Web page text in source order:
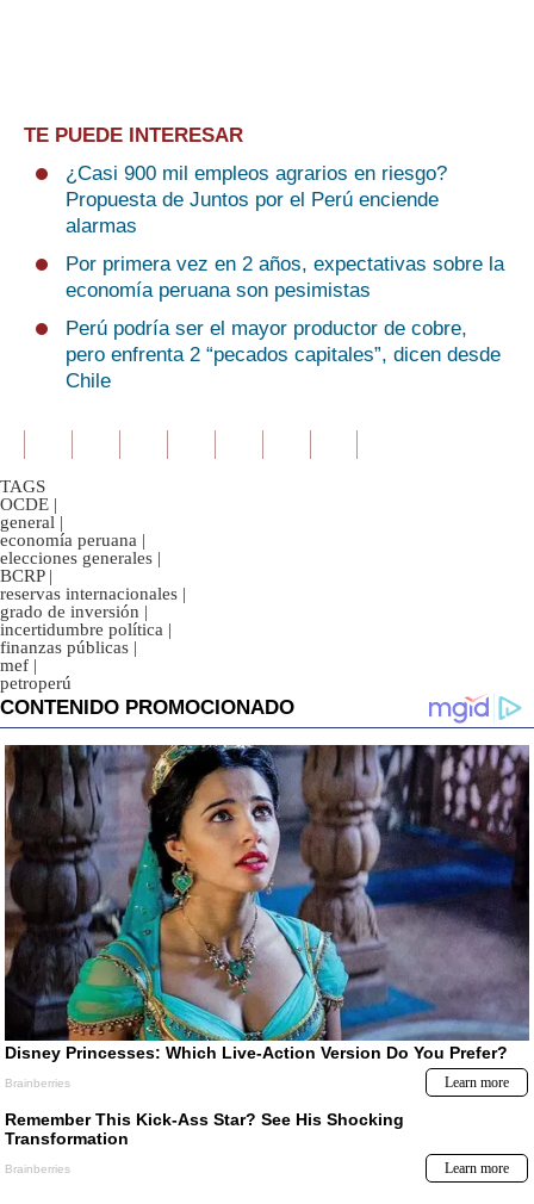
TE PUEDE INTERESAR
¿Casi 900 mil empleos agrarios en riesgo?
Propuesta de Juntos por el Perú enciende
alarmas
Por primera vez en 2 años, expectativas sobre la
economía peruana son pesimistas
Perú podría ser el mayor productor de cobre,
pero enfrenta 2 “pecados capitales”, dicen desde
Chile
TAGS
OCDE |
general |
economía peruana |
elecciones generales |
BCRP |
reservas internacionales |
grado de inversión |
incertidumbre política |
finanzas públicas |
mef |
petroperú